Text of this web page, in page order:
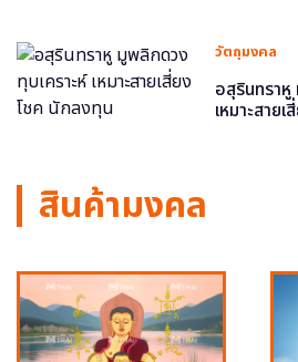
วัตถุมงคล
อสุรินทราหู
เหมาะสาย
สินค้ามงคล